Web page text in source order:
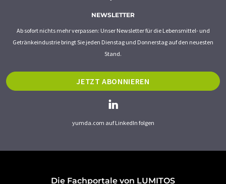
NEWSLETTER
Ab sofort nichts mehr verpassen: Unser Newsletter für die Lebensmittel- und
Getränkeindustrie bringt Sie jeden Dienstag und Donnerstag auf den neuesten
Stand.
JETZT ABONNIEREN
yumda.com auf LinkedIn folgen
Die Fachportale von LUMITOS